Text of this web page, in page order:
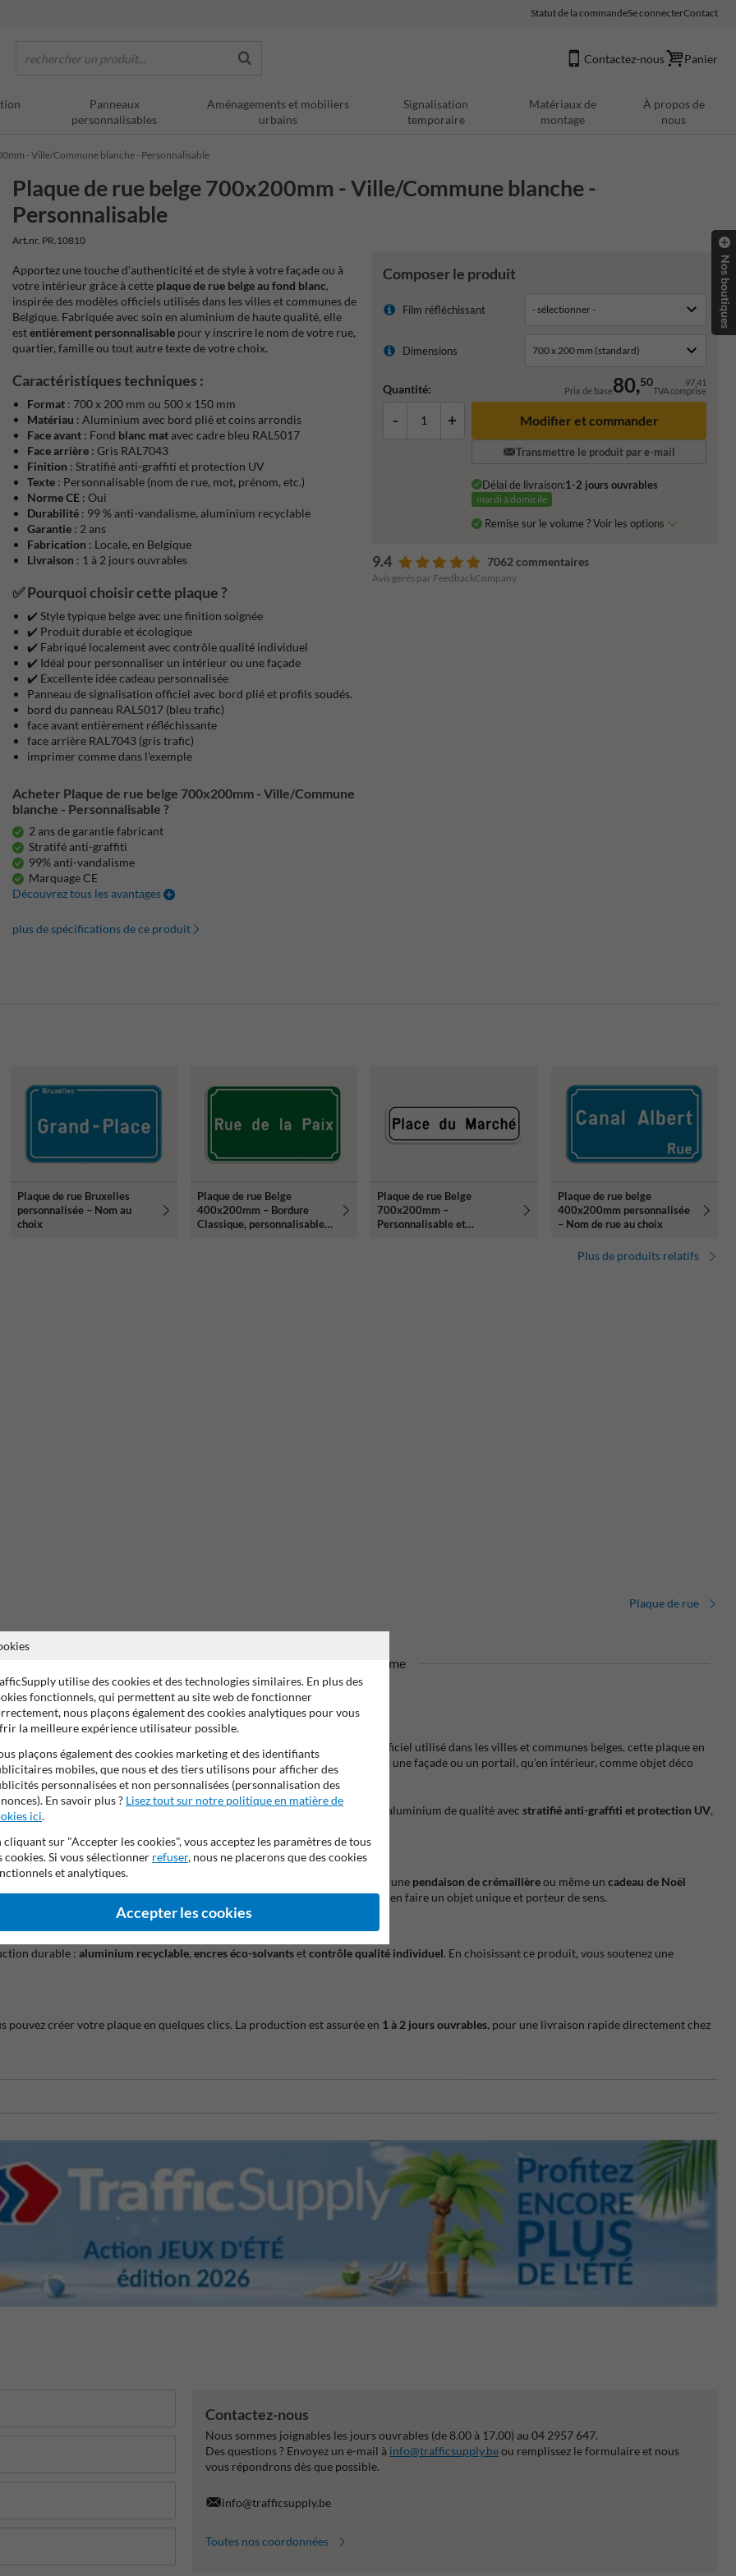
Statut de la commandeSe connecterContact
rechercher un produit... Contactez-nous Panier
Panneaux
personnalisables
Aménagements et mobiliers
urbains
Signalisation
temporaire
Matériaux de
montage
À propos de
nous
- Ville/Commune blanche - Personnalisable
Plaque de rue belge 700x200mm - Ville/Commune blanche -
Personnalisable
Art.nr. PR.10810
Composer le produit
Film réfléchissant
Dimensions
Quantité: Prix de base80,50 97,41
TVA comprise
- +
Transmettre le produit par e-mail
Délai de livraison:1-2 jours ouvrables
mardi à domicile
Remise sur le volume ? Voir les options
9.4 7062 commentaires
Avis gérés par FeedbackCompany
Apportez une touche d’authenticité et de style à votre façade ou à
votre intérieur grâce à cette plaque de rue belge au fond blanc,
inspirée des modèles officiels utilisés dans les villes et communes de
Belgique. Fabriquée avec soin en aluminium de haute qualité, elle
estentièrement personnalisable pour y inscrire le nom de votre rue,
quartier, famille ou tout autre texte de votre choix.
Caractéristiques techniques :
Format : 700 x 200 mm ou 500 x 150 mm
Matériau : Aluminium avec bord plié et coins arrondis
Face avant : Fond blanc matavec cadre bleu RAL5017
Face arrière : Gris RAL7043
Finition : Stratifié anti-graffiti et protection UV
Texte : Personnalisable (nom de rue, mot, prénom, etc.)
Norme CE : Oui
Durabilité : 99 % anti-vandalisme, aluminium recyclable
Garantie : 2 ans
Fabrication : Locale, en Belgique
Livraison : 1 à 2 jours ouvrables
✅ Pourquoi choisir cette plaque ?
✔️ Style typique belge avec une finition soignée
✔️ Produit durable et écologique
✔️ Fabriqué localement avec contrôle qualité individuel
✔️ Idéal pour personnaliser un intérieur ou une façade
✔️ Excellente idée cadeau personnalisée
Panneau de signalisation officiel avec bord plié et profils soudés.
bord du panneau RAL5017 (bleu trafic)
face avant entièrement réfléchissante
face arrière RAL7043 (gris trafic)
imprimer comme dans l'exemple
Acheter Plaque de rue belge 700x200mm - Ville/Commune
blanche - Personnalisable ?
2 ans de garantie fabricant
Stratifé anti-graffiti
99% anti-vandalisme
Marquage CE
Découvrez tous les avantages
plus de spécifications de ce produit
Plaque de rue Bruxelles
personnalisée – Nom au
choix
Plaque de rue Belge
400x200mm – Bordure
Classique, personnalisable
Plaque de rue Belge
700x200mm –
Personnalisable et
Plaque de rue belge
400x200mm personnalisée
– Nom de rue au choix
Plus de produits relatifs
Plaque de rue
99% anti-vandalisme
ou un cadeau original à offrir
la plaque de rue 7:2 Ville/Commune fond blanc
. Inspirée du modèle officiel utilisé dans les villes et communes belges, cette plaque en
ou le mot de votre choix. Elle trouve sa place aussi bien en extérieur, fixée à une façade ou un portail, qu’en intérieur, comme objet déco
RAL5017 , s’intègre parfaitement à tout type d’environnement. Réalisée en aluminium de qualité avec stratifié anti-graffiti et protection UV,
net et professionnel.
ce soit pour unanniversaire , une pendaison de crémaillèreou même un cadeau de Noël
un mot amusant ou le nom d’un lieu cher à la personne qui la reçoit pour en faire un objet unique et porteur de sens.
durable : aluminium recyclable, encres éco-solvantsetcontrôle qualité individuel. En choisissant ce produit, vous soutenez une
pouvez créer votre plaque en quelques clics. La production est assurée en 1 à 2 jours ouvrables, pour une livraison rapide directement chez
Contactez-nous
Nous sommes joignables les jours ouvrables (de 8.00 à 17.00) au 04 2957 647.
Des questions ? Envoyez un e-mail à info@trafficsupply.beou remplissez le formulaire et nous
vous répondrons dès que possible.
info@trafficsupply.be
Toutes nos coordonnées
Nos boutiques
utilise des cookies et des technologies similaires. En plus des
fonctionnels, qui permettent au site web de fonctionner
nous plaçons également des cookies analytiques pour vous
la meilleure expérience utilisateur possible.
plaçons également des cookies marketing et des identifiants
mobiles, que nous et des tiers utilisons pour afficher des
personnalisées et non personnalisées (personnalisation des
En savoir plus ? Lisez tout sur notre politique en matière de
ici.
cliquant sur "Accepter les cookies", vous acceptez les paramètres de tous
cookies. Si vous sélectionner refuser, nous ne placerons que des cookies
et analytiques.
Accepter les cookies